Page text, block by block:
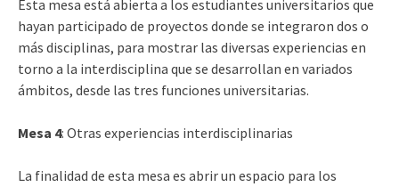
Esta mesa está abierta a los estudiantes universitarios que
hayan participado de proyectos donde se integraron dos o
más disciplinas, para mostrar las diversas experiencias en
torno a la interdisciplina que se desarrollan en variados
ámbitos, desde las tres funciones universitarias.
Mesa 4: Otras experiencias interdisciplinarias
La finalidad de esta mesa es abrir un espacio para los